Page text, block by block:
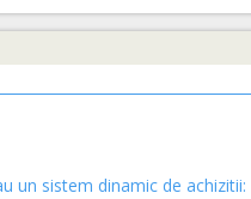
un sistem dinamic de achizitii: